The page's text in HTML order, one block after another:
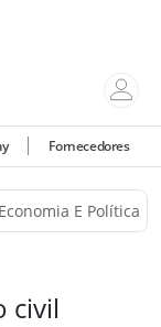
Fornecedores
Economia E Política
civil